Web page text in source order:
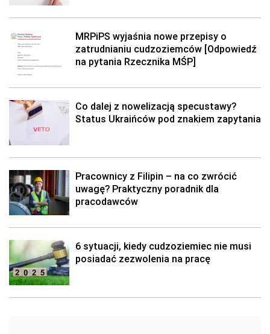
MRPiPS wyjaśnia nowe przepisy o
zatrudnianiu cudzoziemców [Odpowiedź
na pytania Rzecznika MŚP]
Co dalej z nowelizacją specustawy?
Status Ukraińców pod znakiem zapytania
Pracownicy z Filipin – na co zwrócić
uwagę? Praktyczny poradnik dla
pracodawców
6 sytuacji, kiedy cudzoziemiec nie musi
posiadać zezwolenia na pracę